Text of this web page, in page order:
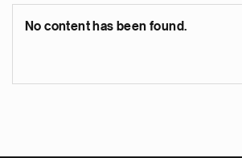
No content has been found.